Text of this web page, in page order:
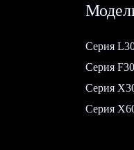
Серия
Серия
Серия
Серия